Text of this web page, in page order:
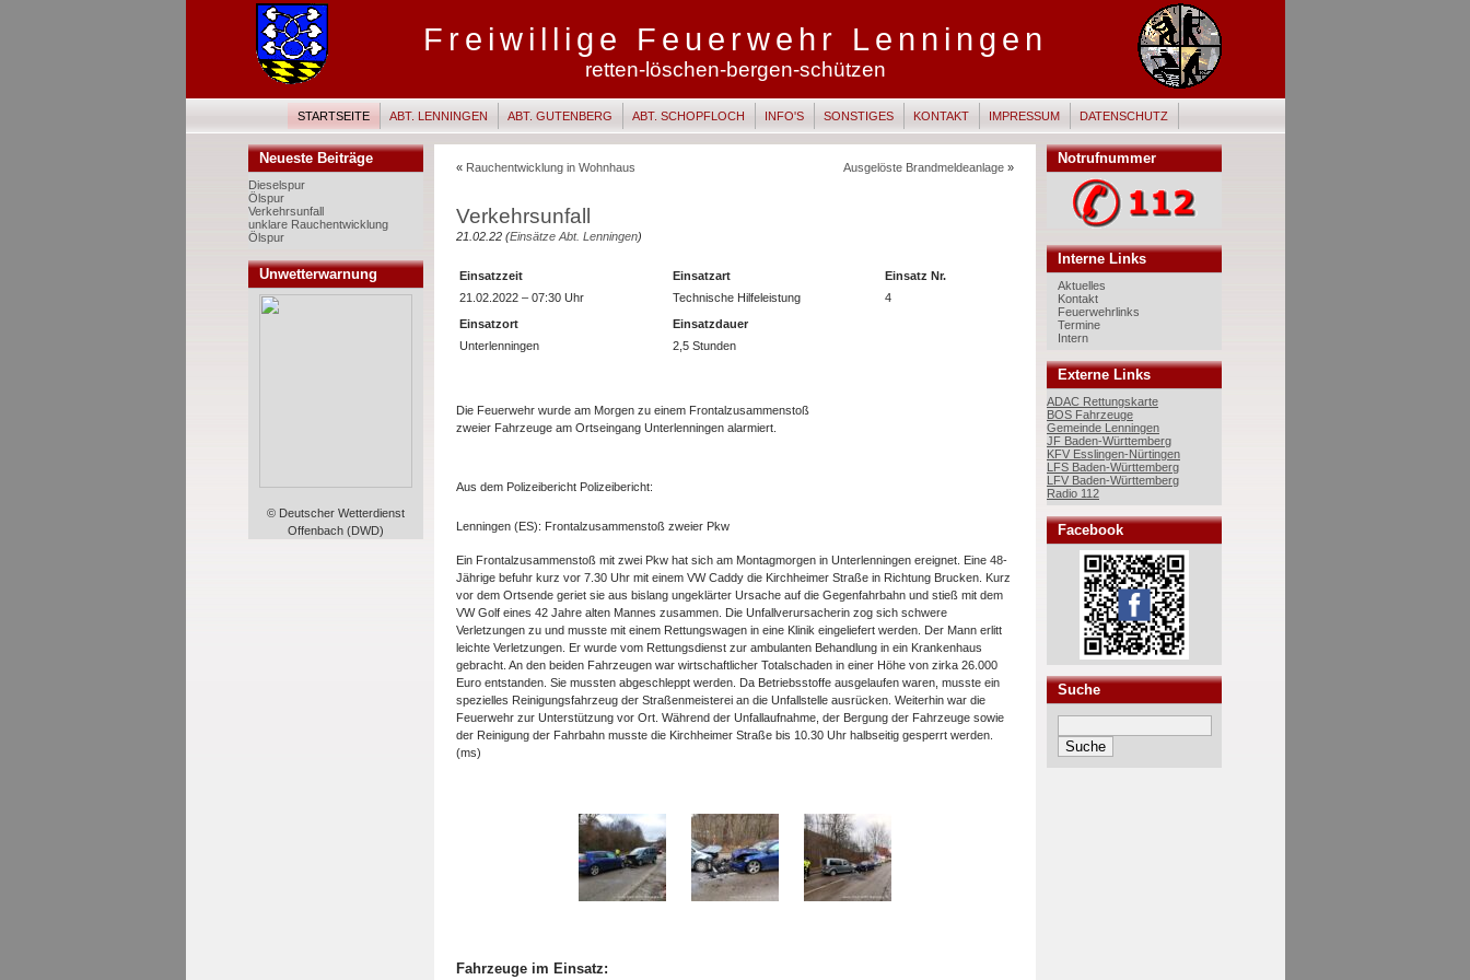
Freiwillige Feuerwehr Lenningen
retten-löschen-bergen-schützen
STARTSEITE ABT. LENNINGEN ABT. GUTENBERG ABT. SCHOPFLOCH INFO'S SONSTIGES KONTAKT IMPRESSUM DATENSCHUTZ
Neueste Beiträge
Dieselspur
Ölspur
Verkehrsunfall
unklare Rauchentwicklung
Ölspur
Unwetterwarnung
© Deutscher Wetterdienst
Offenbach (DWD)
Notrufnummer
Interne Links
Aktuelles
Kontakt
Feuerwehrlinks
Termine
Intern
Externe Links
ADAC Rettungskarte
BOS Fahrzeuge
Gemeinde Lenningen
JF Baden-Württemberg
KFV Esslingen-Nürtingen
LFS Baden-Württemberg
LFV Baden-Württemberg
Radio 112
Facebook
Suche
« Rauchentwicklung in Wohnhaus Ausgelöste Brandmeldeanlage »
Verkehrsunfall
21.02.22 (Einsätze Abt. Lenningen)
Einsatzzeit
21.02.2022 – 07:30 Uhr
Einsatzart
Technische Hilfeleistung
Einsatz Nr.
4
Einsatzort
Unterlenningen
Einsatzdauer
2,5 Stunden
Die Feuerwehr wurde am Morgen zu einem Frontalzusammenstoß
zweier Fahrzeuge am Ortseingang Unterlenningen alarmiert.
Aus dem Polizeibericht Polizeibericht:
Lenningen (ES): Frontalzusammenstoß zweier Pkw
Ein Frontalzusammenstoß mit zwei Pkw hat sich am Montagmorgen in Unterlenningen ereignet. Eine 48-
Jährige befuhr kurz vor 7.30 Uhr mit einem VW Caddy die Kirchheimer Straße in Richtung Brucken. Kurz
vor dem Ortsende geriet sie aus bislang ungeklärter Ursache auf die Gegenfahrbahn und stieß mit dem
VW Golf eines 42 Jahre alten Mannes zusammen. Die Unfallverursacherin zog sich schwere
Verletzungen zu und musste mit einem Rettungswagen in eine Klinik eingeliefert werden. Der Mann erlitt
leichte Verletzungen. Er wurde vom Rettungsdienst zur ambulanten Behandlung in ein Krankenhaus
gebracht. An den beiden Fahrzeugen war wirtschaftlicher Totalschaden in einer Höhe von zirka 26.000
Euro entstanden. Sie mussten abgeschleppt werden. Da Betriebsstoffe ausgelaufen waren, musste ein
spezielles Reinigungsfahrzeug der Straßenmeisterei an die Unfallstelle ausrücken. Weiterhin war die
Feuerwehr zur Unterstützung vor Ort. Während der Unfallaufnahme, der Bergung der Fahrzeuge sowie
der Reinigung der Fahrbahn musste die Kirchheimer Straße bis 10.30 Uhr halbseitig gesperrt werden.
(ms)
Fahrzeuge im Einsatz: